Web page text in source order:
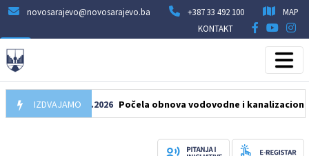
novosarajevo@novosarajevo.ba +387 33 492 100
MAP
KONTAKT
IZDVAJAMO
05.08.2026 Počela obnova vodovodne i kanalizacione mreže